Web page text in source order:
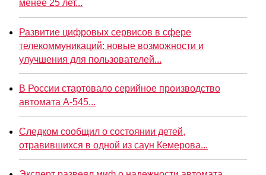
менее 25 лет...
Развитие цифровых сервисов в сфере
телекоммуникаций: новые возможности и
улучшения для пользователей...
В России стартовало серийное производство
автомата А-545...
Следком сообщил о состоянии детей,
отравившихся в одной из саун Кемерова...